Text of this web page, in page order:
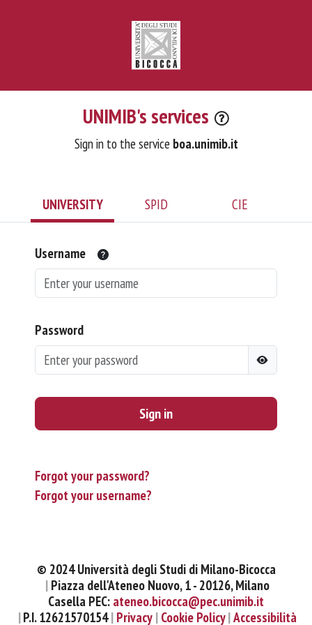
UNIMIB's services
Sign in to the service boa.unimib.it
UNIVERSITY SPID CIE
Username
Password
Sign in
Forgot your password?
Forgot your username?
© 2024 Università degli Studi di Milano-Bicocca
Piazza dell'Ateneo Nuovo, 1 - 20126, Milano
Casella PEC: ateneo.bicocca@pec.unimib.it
P.I. 12621570154 Privacy Cookie Policy Accessibilità